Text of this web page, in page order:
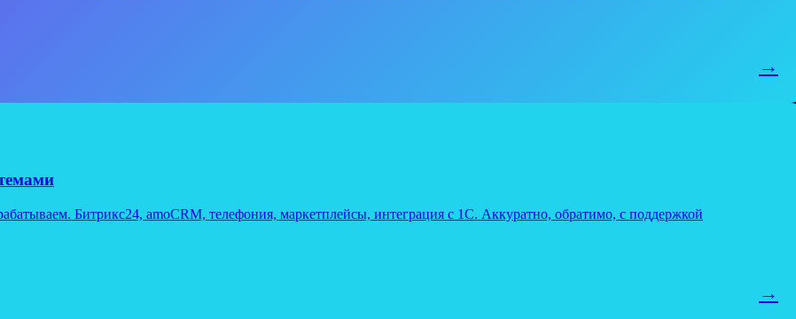
→
Битрикс24, amoCRM, телефония, маркетплейсы, интеграция с 1С. Аккуратно, обратимо, с поддержкой
→